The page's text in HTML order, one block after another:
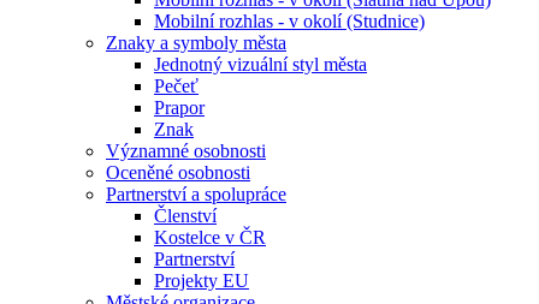
Mobilní rozhlas - v okolí (Studnice)
Znaky a symboly města
Jednotný vizuální styl města
Pečeť
Prapor
Znak
Významné osobnosti
Oceněné osobnosti
Partnerství a spolupráce
Členství
Kostelce v ČR
Partnerství
Projekty EU